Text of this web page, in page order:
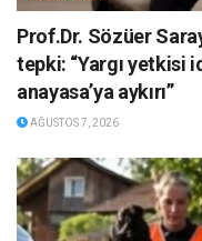
Prof.Dr. Sözüer
tepki: “Yargı yetkisi
anayasa’ya aykırı”
AĞUSTOS 7, 2026